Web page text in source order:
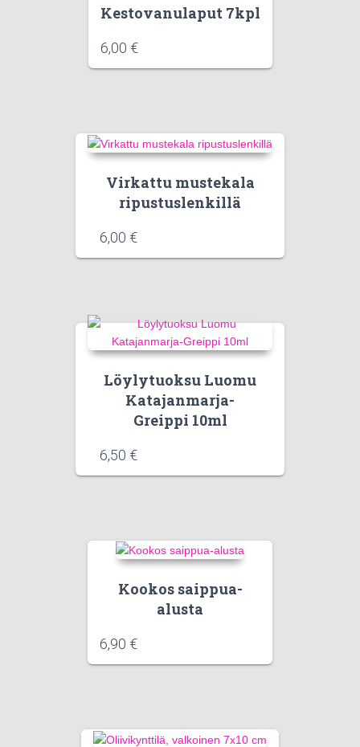
Kestovanulaput 7kpl
6,00 €
Virkattu mustekala
ripustuslenkillä
6,00 €
Löylytuoksu Luomu
Katajanmarja-
Greippi 10ml
6,50 €
Kookos saippua-
alusta
6,90 €